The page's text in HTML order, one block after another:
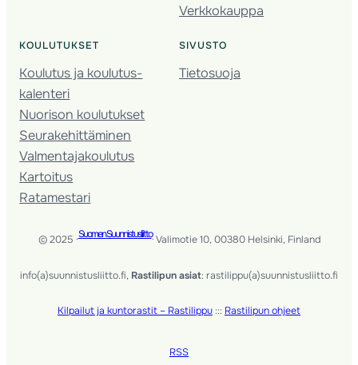
Verkkokauppa
KOULUTUKSET
Koulutus ja koulutus­
kalenteri
Nuorison koulutukset
Seura­kehittäminen
Valmentaja­koulutus
Kartoitus
Ratamestari
SIVUSTO
Tietosuoja
© 2025 ·Suomen Suunnistusliitto· Valimotie 10, 00380 Helsinki, Finland
info(a)suunnistusliitto.fi, Rastilipun asiat: rastilippu(a)suunnistusliitto.fi
Kilpailut ja kuntorastit – Rastilippu ::: Rastilipun ohjeet
RSS